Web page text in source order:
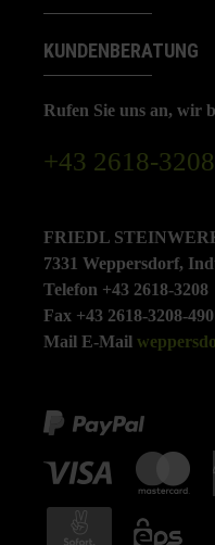
KUNDENBERATUNG
Rufen Sie uns an, wir
+43 2618-3208
FRIEDL
7331 Weppersdorf,
Telefon +43 2618-3208
Fax +43 2618-3208-490
Mail E-Mail